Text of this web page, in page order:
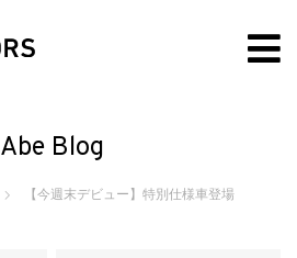
Abe Blog
【今週末デビュー】特別仕様車登場